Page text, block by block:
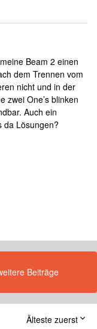
Beam 2 einen
dem Trennen vom
nicht und in der
zwei One’s blinken
Auch ein
da Lösungen?
Beiträge
Älteste zuerst